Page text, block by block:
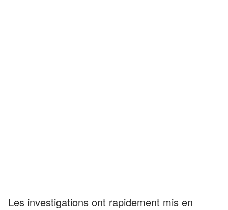
Les investigations ont rapidement mis en